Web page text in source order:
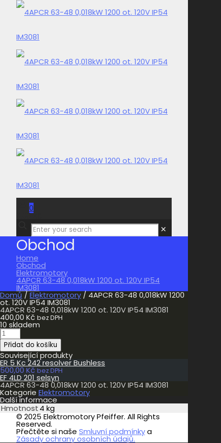
0
0,00 Kč
✕
Obchod
Home
Obchod
Elektromotory
4APCR 63-48 0,018kW 1200 ot. 120V IP54
IM3081
Domů / Elektromotory / 4APCR 63-48 0,018kW 1200
ot. 120V IP54 IM3081
4APCR 63-48 0,018kW 1200 ot. 120V IP54 IM3081
400,00 Kč bez DPH
10 skladem
4APCR
63-
48
0,018kW
1200
ot.
120V
IP54
IM3081
množství
Přidat do košíku
Související produkty
ER 5 Kc 242 resolver Bushless
500,00 Kč bez DPH
EF 4LD 201 selsyn
4APCR 63-48 0,018kW 1200 ot. 120V IP54 IM3081
Kategorie Elektromotory
Další informace
Hmotnost4 kg
© 2025 Elektromotory Pfeiffer. All Rights
Reserved.
Přečtěte si naše Smluvní podmínkya
Zásady ochrany osobních údajů.